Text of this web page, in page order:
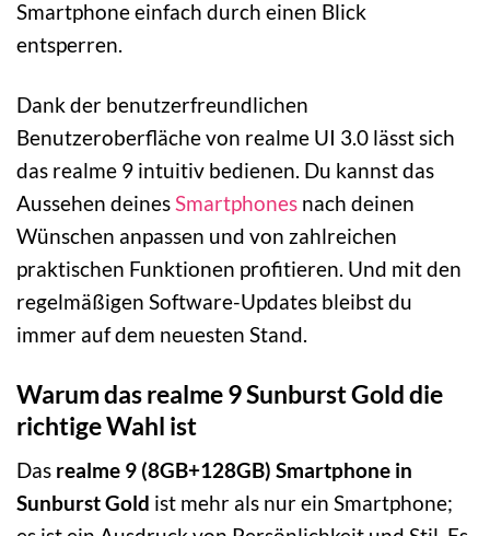
Smartphone einfach durch einen Blick
entsperren.
Dank der benutzerfreundlichen
Benutzeroberfläche von realme UI 3.0 lässt sich
das realme 9 intuitiv bedienen. Du kannst das
Aussehen deinesSmartphones nach deinen
Wünschen anpassen und von zahlreichen
praktischen Funktionen profitieren. Und mit den
regelmäßigen Software-Updates bleibst du
immer auf dem neuesten Stand.
Warum das realme 9 Sunburst Gold die
richtige Wahl ist
Das realme 9 (8GB+128GB) Smartphone in
Sunburst Gold ist mehr als nur ein Smartphone;